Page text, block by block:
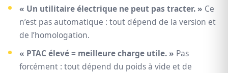
« Un utilitaire électrique ne peut pas tracter. » Ce
n’est pas automatique : tout dépend de la version et
de l’homologation.
« PTAC élevé = meilleure charge utile. » Pas
forcément : tout dépend du poids à vide et de